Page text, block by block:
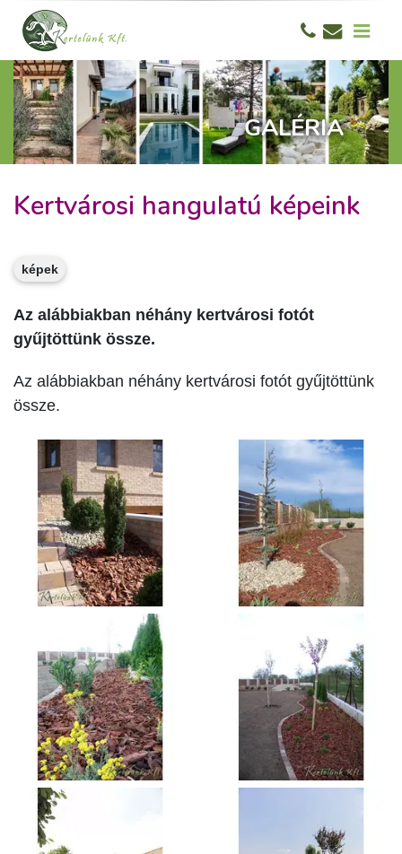
GALÉRIA
Kertvárosi hangulatú képeink
képek
Az alábbiakban néhány kertvárosi fotót
gyűjtöttünk össze.
Az alábbiakban néhány kertvárosi fotót gyűjtöttünk
össze.